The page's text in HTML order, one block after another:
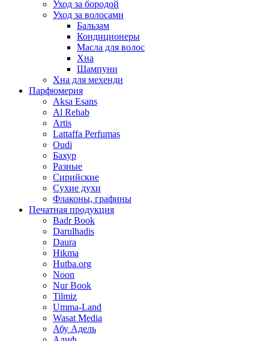
Уход за бородой
Уход за волосами
Бальзам
Кондиционеры
Масла для волос
Хна
Шампуни
Хна для мехенди
Парфюмерия
Aksa Esans
Al Rehab
Artis
Lattaffa Perfumas
Oudi
Бахур
Разные
Сирийские
Сухие духи
Флаконы, графины
Печатная продукция
Badr Book
Darulhadis
Daura
Hikma
Hutba.org
Noon
Nur Book
Tilmiz
Umma-Land
Wasat Media
Абу Адель